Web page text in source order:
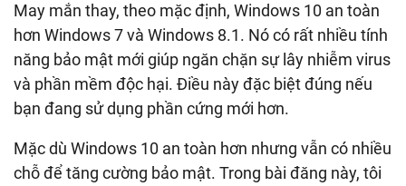
May mắn thay, theo mặc định, Windows 10 an toàn
hơn Windows 7 và Windows 8.1. Nó có rất nhiều tính
năng bảo mật mới giúp ngăn chặn sự lây nhiễm virus
và phần mềm độc hại. Điều này đặc biệt đúng nếu
bạn đang sử dụng phần cứng mới hơn.
Mặc dù Windows 10 an toàn hơn nhưng vẫn có nhiều
chỗ để tăng cường bảo mật. Trong bài đăng này, tôi